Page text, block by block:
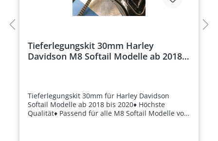
Tieferlegungskit 30mm Harley
Davidson M8 Softail Modelle ab 2018
Tieferlegungskit 30mm für Harley Davidson
Softail Modelle ab 2018 bis 2020♦ Höchste
Qualität♦ Passend für alle M8 Softail Modelle von